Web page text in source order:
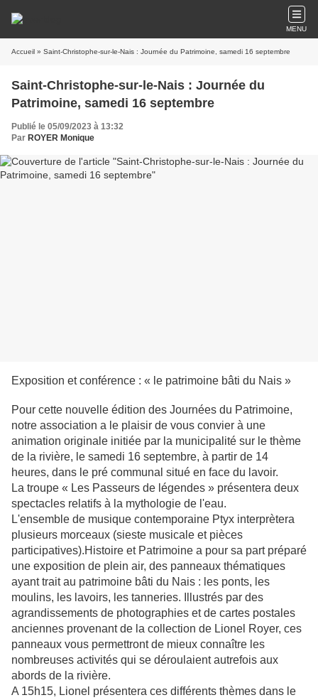
MENU
Accueil » Saint-Christophe-sur-le-Nais : Journée du Patrimoine, samedi 16 septembre
Saint-Christophe-sur-le-Nais : Journée du
Patrimoine, samedi 16 septembre
Publié le 05/09/2023 à 13:32
Par ROYER Monique
Exposition et conférence : « le patrimoine bâti du Nais »
Pour cette nouvelle édition des Journées du Patrimoine,
notre association a le plaisir de vous convier à une
animation originale initiée par la municipalité sur le thème
de la rivière, le samedi 16 septembre, à partir de 14
heures, dans le pré communal situé en face du lavoir.
La troupe « Les Passeurs de légendes » présentera deux
spectacles relatifs à la mythologie de l'eau.
L'ensemble de musique contemporaine Ptyx interprètera
plusieurs morceaux (sieste musicale et pièces
participatives).Histoire et Patrimoine a pour sa part préparé
une exposition de plein air, des panneaux thématiques
ayant trait au patrimoine bâti du Nais : les ponts, les
moulins, les lavoirs, les tanneries. Illustrés par des
agrandissements de photographies et de cartes postales
anciennes provenant de la collection de Lionel Royer, ces
panneaux vous permettront de mieux connaître les
nombreuses activités qui se déroulaient autrefois aux
abords de la rivière.
A 15h15, Lionel présentera ces différents thèmes dans le